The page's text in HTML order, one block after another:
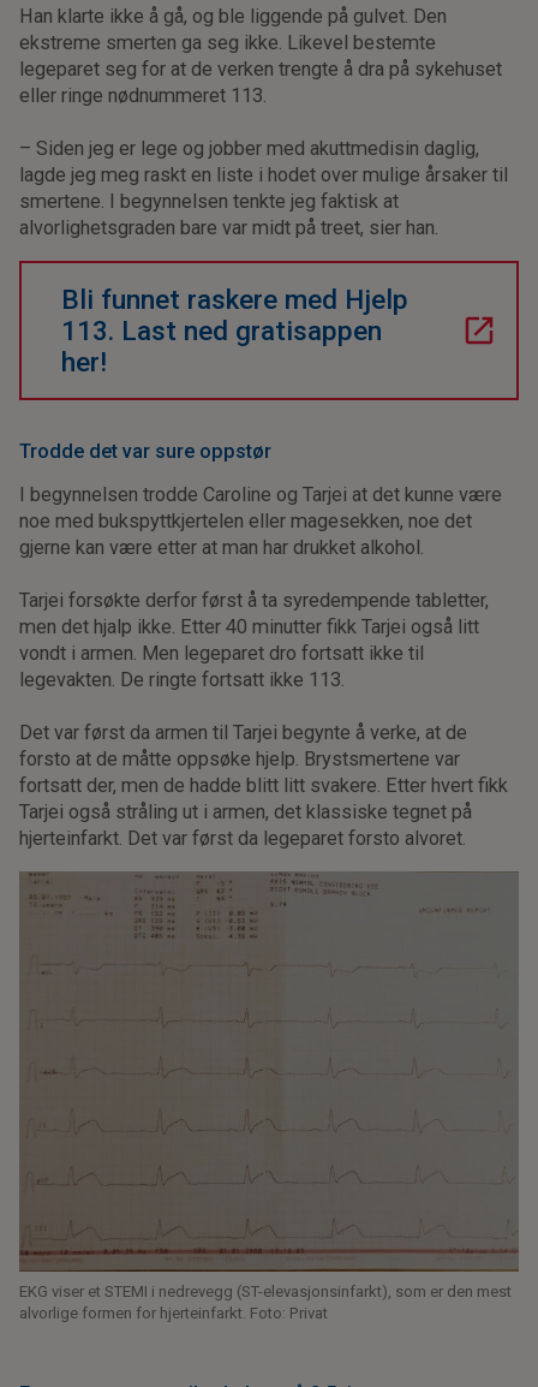
Han klarte ikke å gå, og ble liggende på gulvet. Den
ekstreme smerten ga seg ikke. Likevel bestemte
legeparet seg for at de verken trengte å dra på sykehuset
eller ringe nødnummeret 113.
– Siden jeg er lege og jobber med akuttmedisin daglig,
lagde jeg meg raskt en liste i hodet over mulige årsaker til
smertene. I begynnelsen tenkte jeg faktisk at
alvorlighetsgraden bare var midt på treet, sier han.
Bli funnet raskere med Hjelp
113. Last ned gratisappen
her!
Trodde det var sure oppstør
I begynnelsen trodde Caroline og Tarjei at det kunne være
noe med bukspyttkjertelen eller magesekken, noe det
gjerne kan være etter at man har drukket alkohol.
Tarjei forsøkte derfor først å ta syredempende tabletter,
men det hjalp ikke. Etter 40 minutter fikk Tarjei også litt
vondt i armen. Men legeparet dro fortsatt ikke til
legevakten. De ringte fortsatt ikke 113.
Det var først da armen til Tarjei begynte å verke, at de
forsto at de måtte oppsøke hjelp. Brystsmertene var
fortsatt der, men de hadde blitt litt svakere. Etter hvert fikk
Tarjei også stråling ut i armen, det klassiske tegnet på
hjerteinfarkt. Det var først da legeparet forsto alvoret.
EKG viser et STEMI i nedrevegg (ST-elevasjonsinfarkt), som er den mest
alvorlige formen for hjerteinfarkt. Foto: Privat